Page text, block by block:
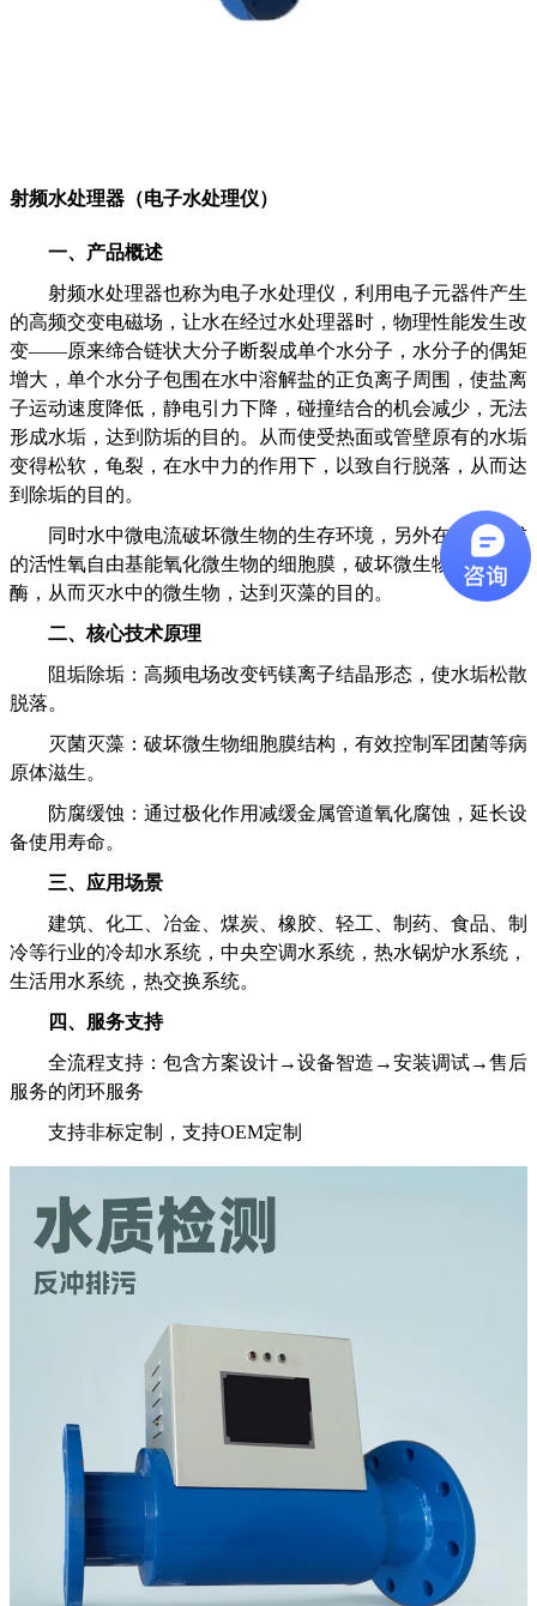
射频水处理器（电子水处理仪）
一、产品概述
射频水处理器也称为电子水处理仪，利用电子元器件产生
的高频交变电磁场，让水在经过水处理器时，物理性能发生改
变——原来缔合链状大分子断裂成单个水分子，水分子的偶矩
增大，单个水分子包围在水中溶解盐的正负离子周围，使盐离
子运动速度降低，静电引力下降，碰撞结合的机会减少，无法
形成水垢，达到防垢的目的。从而使受热面或管壁原有的水垢
变得松软，龟裂，在水中力的作用下，以致自行脱落，从而达
到除垢的目的。
同时水中微电流破坏微生物的生存环境，另外在水中形成
的活性氧自由基能氧化微生物的细胞膜，破坏微生物的歧化
酶，从而灭水中的微生物，达到灭藻的目的。
‌二、核心技术原理‌
‌阻垢除垢‌：高频电场改变钙镁离子结晶形态，使水垢松散
脱落。
‌灭菌灭藻‌：破坏微生物细胞膜结构，有效控制军团菌等病
原体滋生。
‌防腐缓蚀‌：通过极化作用减缓金属管道氧化腐蚀，延长设
备使用寿命。
三、应用场景‌
建筑、化工、冶金、煤炭、橡胶、轻工、制药、食品、制
冷等行业的冷却水系统，中央空调水系统，热水锅炉水系统，
生活用水系统，热交换系统。
‌四、服务支持‌
全流程支持‌：包含方案设计→设备智造→安装调试→售后
服务的闭环服务 ‌
支持非标定制，支持OEM定制